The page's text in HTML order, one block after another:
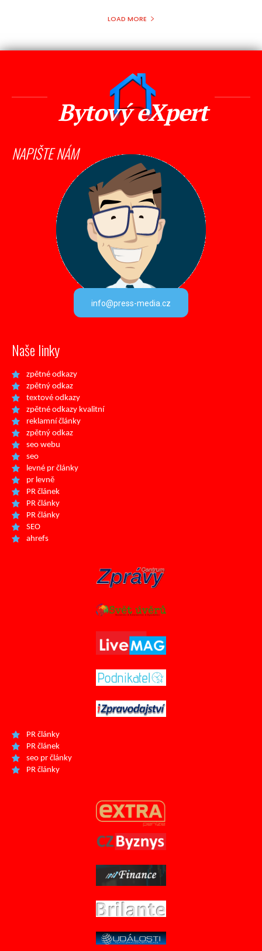
LOAD MORE
Bytový eXpert
NAPIŠTE NÁM
info@press-media.cz
Naše linky
zpětné odkazy
zpětný odkaz
textové odkazy
zpětné odkazy kvalitní
reklamní články
zpětný odkaz
seo webu
seo
levné pr články
pr levně
PR článek
PR články
PR články
SEO
ahrefs
PR články
PR článek
seo pr články
PR články